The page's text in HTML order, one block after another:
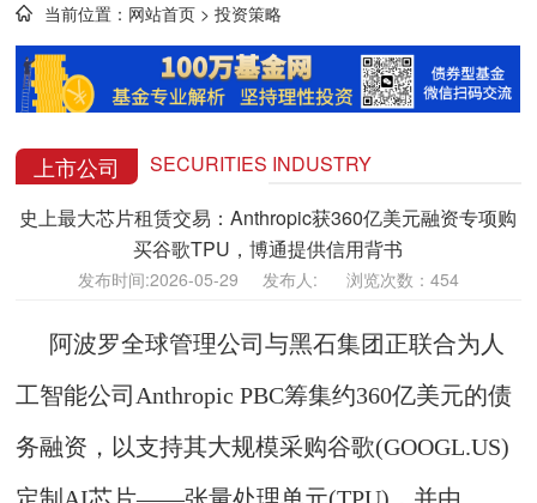
当前位置： 网站首页 >投资策略
上市公司
SECURITIES INDUSTRY
史上最大芯片租赁交易：Anthropic获360亿美元融资专项购
买谷歌TPU，博通提供信用背书
发布时间:2026-05-29 发布人: 浏览次数：454
阿波罗全球管理公司与黑石集团正联合为人
工智能公司Anthropic PBC筹集约360亿美元的债
务融资，以支持其大规模采购谷歌(GOOGL.US)